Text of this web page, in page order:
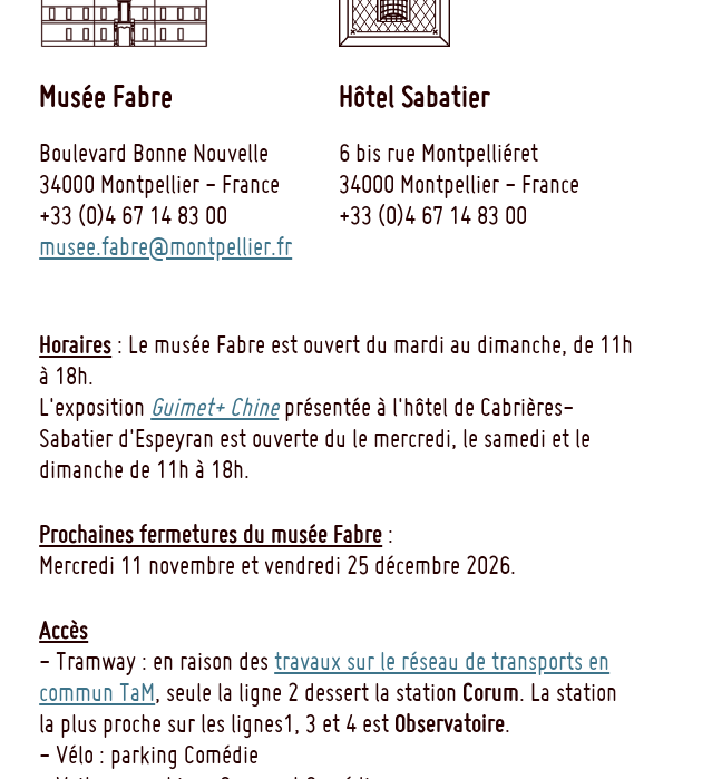
Musée Fabre
Boulevard Bonne Nouvelle
34000 Montpellier - France
+33 (0)4 67 14 83 00
musee.fabre@montpellier.fr
Hôtel Sabatier
6 bis rue Montpelliéret
34000 Montpellier - France
+33 (0)4 67 14 83 00
Horaires : Le musée Fabre est ouvert du mardi au dimanche, de 11h
à 18h.
L'exposition Guimet+ Chineprésentée à l'hôtel de Cabrières-
Sabatier d'Espeyran est ouverte du le mercredi, le samedi et le
dimanche de 11h à 18h.
Prochaines fermetures du musée Fabre :
Mercredi 11 novembre et vendredi 25 décembre 2026.
Accès
- Tramway : en raison destravaux sur le réseau de transports en
commun TaM, seule la ligne 2 dessert la station Corum. La station
la plus proche sur les lignes1, 3 et 4 est Observatoire.
- Vélo : parking Comédie